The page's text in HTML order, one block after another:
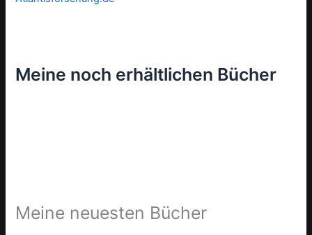
Meine noch erhältlichen Bücher
Meine neuesten Bücher